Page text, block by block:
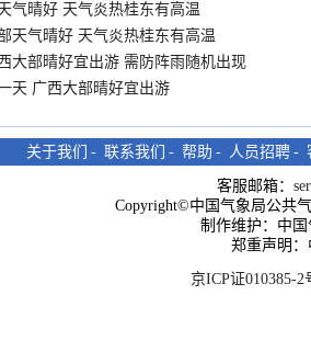
气晴好 天气炎热桂东有高温
天气晴好 天气炎热桂东有高温
大部晴好宜出游 需防阵雨随机出现
天 广西大部晴好宜出游
关于我们 - 联系我们 - 帮助 - 人员招聘 -
客服邮箱：
Copyright©中国气象局公共
制作维护：中
郑重声明
京ICP证010385-2